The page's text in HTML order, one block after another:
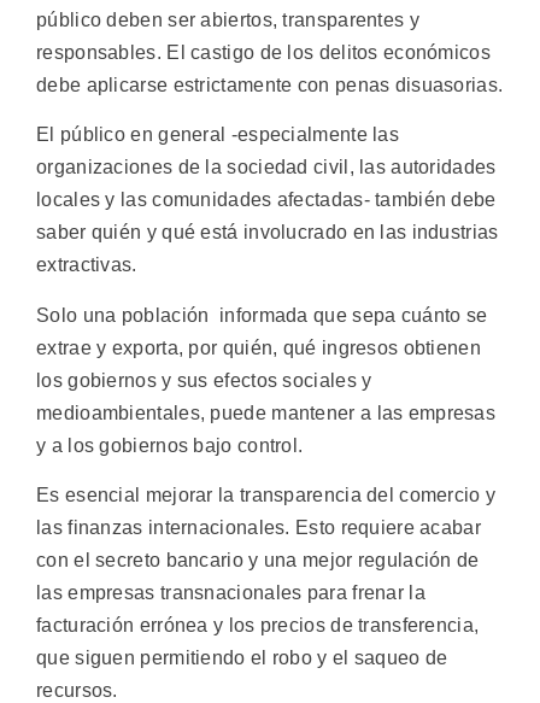
público deben ser abiertos, transparentes y
responsables. El castigo de los delitos económicos
debe aplicarse estrictamente con penas disuasorias.
El público en general -especialmente las
organizaciones de la sociedad civil, las autoridades
locales y las comunidades afectadas- también debe
saber quién y qué está involucrado en las industrias
extractivas.
Solo una población informada que sepa cuánto se
extrae y exporta, por quién, qué ingresos obtienen
los gobiernos y sus efectos sociales y
medioambientales, puede mantener a las empresas
y a los gobiernos bajo control.
Es esencial mejorar la transparencia del comercio y
las finanzas internacionales. Esto requiere acabar
con el secreto bancario y una mejor regulación de
las empresas transnacionales para frenar la
facturación errónea y los precios de transferencia,
que siguen permitiendo el robo y el saqueo de
recursos.